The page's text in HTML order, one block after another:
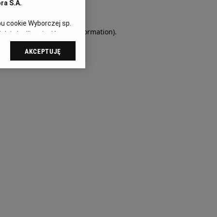
console for more information).
S.A.
cookie Wyborczej sp.
chwili zmienić
dot.
do sekcji
AKCEPTUJĘ